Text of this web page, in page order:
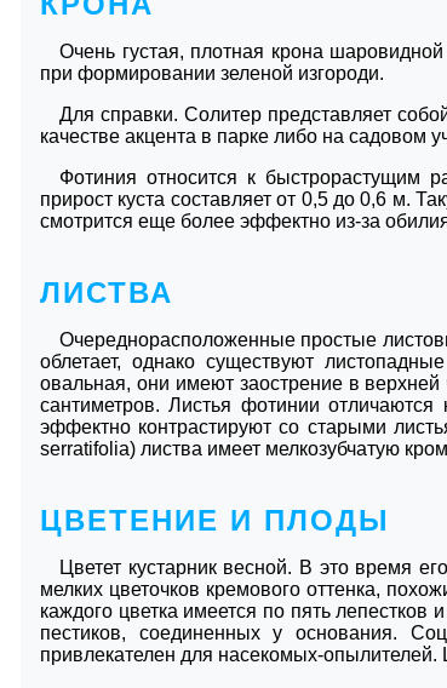
Очень густая, плотная крона
при формировании зеленой изгороди.
Для справки. Солитер представляет
качестве акцента в парке либо на садовом
Фотиния относится к быстрорастущим
прирост куста составляет от 0,5 до 0,6 м.
смотрится еще более эффектно из-за
ЛИСТВА
Очереднорасположенные простые
облетает, однако существуют
овальная, они имеют заострение в
сантиметров. Листья фотинии
эффектно контрастируют со старыми
serratifolia) листва имеет мелкозубчатую
ЦВЕТЕНИЕ И ПЛОДЫ
Цветет кустарник весной. В это время
мелких цветочков кремового оттенка,
каждого цветка имеется по пять
пестиков, соединенных у основания.
привлекателен для насекомых-